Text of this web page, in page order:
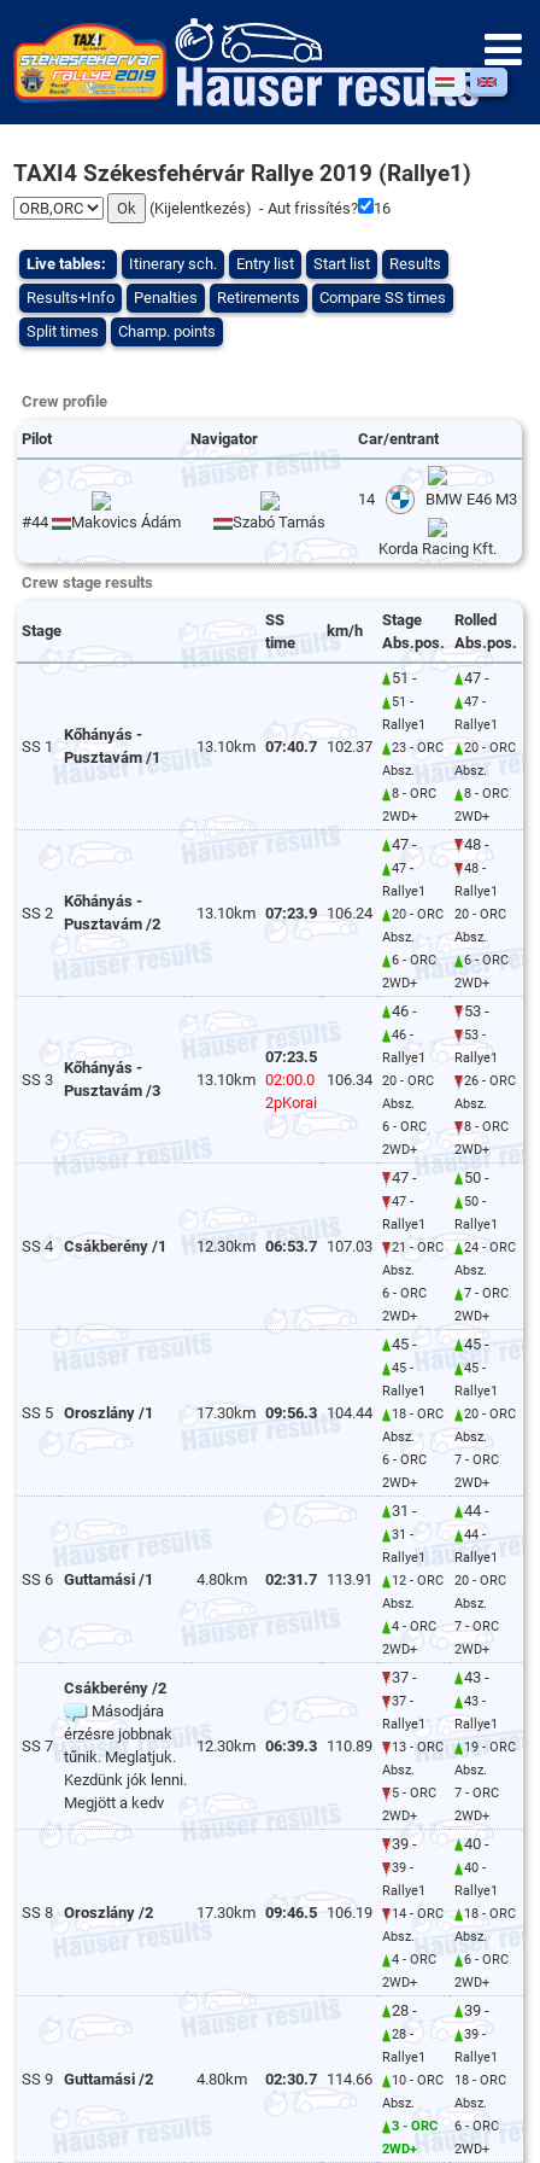
TAXI4 Székesfehérvár Rallye 2019 (Rallye1)
(Kijelentkezés) - Aut frissítés? 16
Live tables: Itinerary sch. Entry list Start list
Results
Results+Info
Penalties Retirements
Compare SS times
Split times
Champ. points
Crew profile
Pilot Navigator Car/entrant
#44 Makovics Ádám Szabó Tamás
14 BMW E46 M3
Korda Racing Kft.
Crew stage results
Stage
SS
time
km/h
Stage
Abs.pos.
Rolled
Abs.pos.
SS 1
Kőhányás -
Pusztavám /1
13.10km 07:40.7 102.37
51 -
51 -
Rallye1
23 - ORC
Absz.
8 - ORC
2WD+
47 -
47 -
Rallye1
20 - ORC
Absz.
8 - ORC
2WD+
SS 2
Kőhányás -
Pusztavám /2
13.10km 07:23.9 106.24
47 -
47 -
Rallye1
20 - ORC
Absz.
6 - ORC
2WD+
48 -
48 -
Rallye1
20 - ORC
Absz.
6 - ORC
2WD+
SS 3
Kőhányás -
Pusztavám /3
13.10km
07:23.5
02:00.0
2pKorai
106.34
46 -
46 -
Rallye1
20 - ORC
Absz.
6 - ORC
2WD+
53 -
53 -
Rallye1
26 - ORC
Absz.
8 - ORC
2WD+
SS 4 Csákberény /1 12.30km 06:53.7 107.03
47 -
47 -
Rallye1
21 - ORC
Absz.
6 - ORC
2WD+
50 -
50 -
Rallye1
24 - ORC
Absz.
7 - ORC
2WD+
SS 5 Oroszlány /1 17.30km 09:56.3 104.44
45 -
45 -
Rallye1
18 - ORC
Absz.
6 - ORC
2WD+
45 -
45 -
Rallye1
20 - ORC
Absz.
7 - ORC
2WD+
SS 6 Guttamási /1 4.80km 02:31.7 113.91
31 -
31 -
Rallye1
12 - ORC
Absz.
4 - ORC
2WD+
44 -
44 -
Rallye1
20 - ORC
Absz.
7 - ORC
2WD+
SS 7
Csákberény /2
Másodjára
érzésre jobbnak
tűnik. Meglatjuk.
Kezdünk jók lenni.
Megjött a kedv
12.30km 06:39.3 110.89
37 -
37 -
Rallye1
13 - ORC
Absz.
5 - ORC
2WD+
43 -
43 -
Rallye1
19 - ORC
Absz.
7 - ORC
2WD+
SS 8 Oroszlány /2 17.30km 09:46.5 106.19
39 -
39 -
Rallye1
14 - ORC
Absz.
4 - ORC
2WD+
40 -
40 -
Rallye1
18 - ORC
Absz.
6 - ORC
2WD+
SS 9 Guttamási /2 4.80km 02:30.7 114.66
28 -
28 -
Rallye1
10 - ORC
Absz.
3 - ORC
2WD+
39 -
39 -
Rallye1
18 - ORC
Absz.
6 - ORC
2WD+